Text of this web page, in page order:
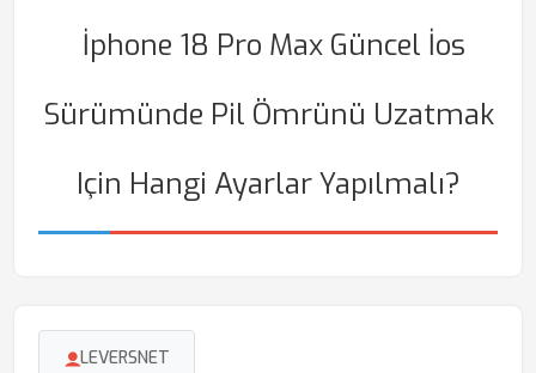
İphone 18 Pro Max Güncel İos
Sürümünde Pil Ömrünü Uzatmak
Için Hangi Ayarlar Yapılmalı?
LEVERSNET